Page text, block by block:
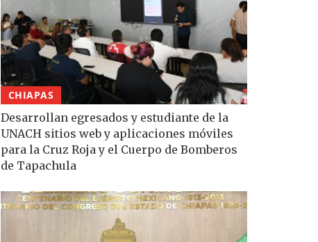
CHIAPAS
Desarrollan egresados y estudiante de la
UNACH sitios web y aplicaciones móviles
para la Cruz Roja y el Cuerpo de Bomberos
de Tapachula